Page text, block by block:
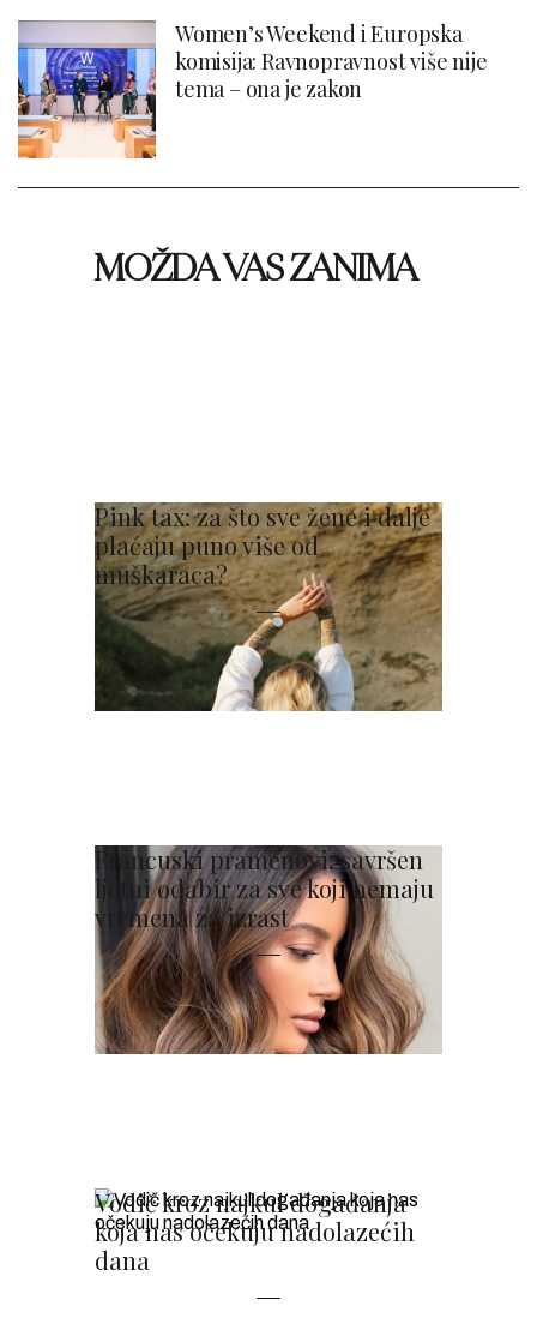
Women’s Weekend i Europska
komisija: Ravnopravnost više nije
tema – ona je zakon
MOŽDA VAS ZANIMA
Pink tax: za što sve žene i dalje
plaćaju puno više od
muškaraca?
Francuski pramenovi: savršen
ljetni odabir za sve koji nemaju
vremena za izrast
Vodič kroz najkul događanja
koja nas očekuju nadolazećih
dana